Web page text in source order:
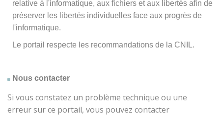
relative à l'informatique, aux fichiers et aux libertés afin de
préserver les libertés individuelles face aux progrès de
l'informatique.
Le portail respecte les recommandations de la CNIL.
Nous contacter
Si vous constatez un problème technique ou une
erreur sur ce portail, vous pouvez contacter